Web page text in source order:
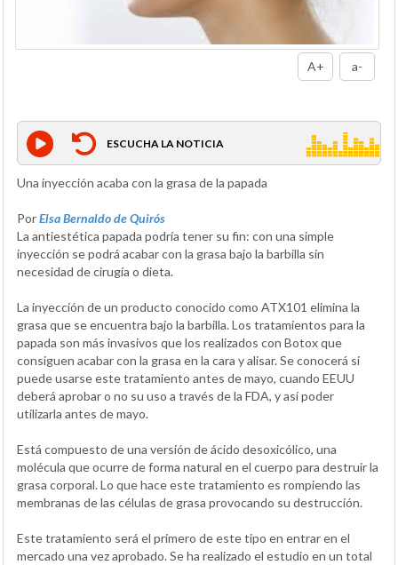
A+ a-
ESCUCHA LA NOTICIA
Una inyección acaba con la grasa de la papada
PorElsa Bernaldo de Quirós
La antiestética papada podría tener su fin: con una simple
inyección se podrá acabar con la grasa bajo la barbilla sin
necesidad de cirugía o dieta.
La inyección de un producto conocido como ATX101 elimina la
grasa que se encuentra bajo la barbilla. Los tratamientos para la
papada son más invasivos que los realizados con Botox que
consiguen acabar con la grasa en la cara y alisar. Se conocerá si
puede usarse este tratamiento antes de mayo, cuando EEUU
deberá aprobar o no su uso a través de la FDA, y así poder
utilizarla antes de mayo.
Está compuesto de una versión de ácido desoxicólico, una
molécula que ocurre de forma natural en el cuerpo para destruir la
grasa corporal. Lo que hace este tratamiento es rompiendo las
membranas de las células de grasa provocando su destrucción.
Este tratamiento será el primero de este tipo en entrar en el
mercado una vez aprobado. Se ha realizado el estudio en un total